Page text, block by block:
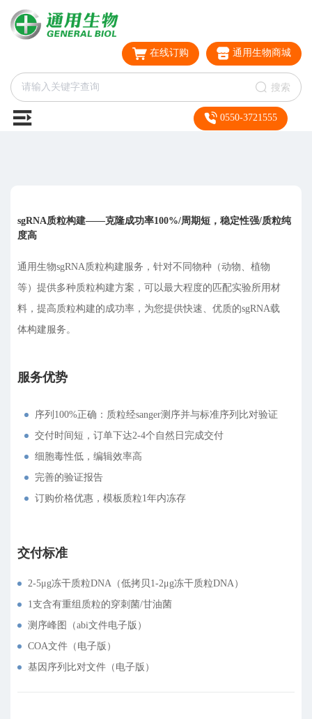
在线订购 通用生物商城
搜索
0550-3721555
sgRNA质粒构建——克隆成功率100%/周期短，稳定性强/质粒纯
度高
通用生物sgRNA质粒构建服务，针对不同物种（动物、植物
等）提供多种质粒构建方案，可以最大程度的匹配实验所用材
料，提高质粒构建的成功率，为您提供快速、优质的sgRNA载
体构建服务。
服务优势
序列100%正确：质粒经sanger测序并与标准序列比对验证
交付时间短，订单下达2-4个自然日完成交付
细胞毒性低，编辑效率高
完善的验证报告
订购价格优惠，模板质粒1年内冻存
交付标准
2-5μg冻干质粒DNA（低拷贝1-2μg冻干质粒DNA）
1支含有重组质粒的穿刺菌/甘油菌
测序峰图（abi文件电子版）
COA文件（电子版）
基因序列比对文件（电子版）